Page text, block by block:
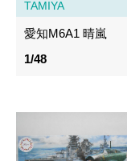
TAMIYA
愛知M6A1 晴嵐
1/48